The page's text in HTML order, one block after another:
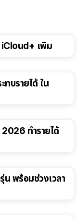
iCloud+ เพิ่ม
บรายได้ ใน
ทำรายได้
พร้อมช่วงเวลา